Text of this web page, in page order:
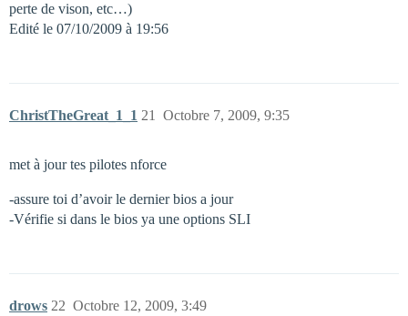
perte de vison, etc…)
Edité le 07/10/2009 à 19:56
ChristTheGreat_1_1 Octobre 7, 2009, 9:35
21
met à jour tes pilotes nforce
-assure toi d’avoir le dernier bios a jour
-Vérifie si dans le bios ya une options SLI
drows Octobre 12, 2009, 3:49
22